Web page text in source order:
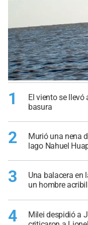
1
El viento se
basura
2
Murió una nena
lago Nahuel
3
Una balacera en
un hombre
4
Milei despidió a